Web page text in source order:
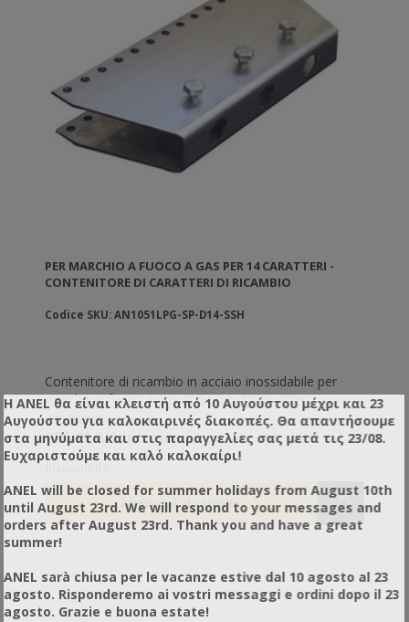
PER MARCHIO A FUOCO A GAS PER 14 CARATTERI -
CONTENITORE DI CARATTERI DI RICAMBIO
Codice SKU: AN1051LPG-SP-D14-SSH
Contenitore di ricambio in acciaio inossidabile per
marchio a fuoco a gas ANEL per 14 caratteri.
€45,96 IVA esclusa
€56,99 IVA inclusa
Η ANEL θα είναι κλειστή από 10 Αυγούστου μέχρι και 23
Αυγούστου για καλοκαιρινές διακοπές. Θα απαντήσουμε
στα μηνύματα και στις παραγγελίες σας μετά τις 23/08.
Ευχαριστούμε και καλό καλοκαίρι!
ANEL will be closed for summer holidays from August 10th
until August 23rd. We will respond to your messages and
orders after August 23rd. Thank you and have a great
summer!
ANEL sarà chiusa per le vacanze estive dal 10 agosto al 23
agosto. Risponderemo ai vostri messaggi e ordini dopo il 23
agosto. Grazie e buona estate!